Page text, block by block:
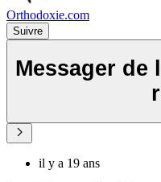
Orthodoxie.com
Suivre
Messager de
il y a 19 ans